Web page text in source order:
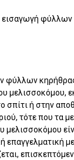
εισαγωγή
φύλλων
μελισσοκόμου,
σπίτι ή στην
τότε που τα
μελισσοκόμου
επαγγελματική